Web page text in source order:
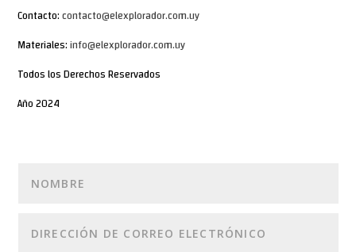
Contacto:contacto@elexplorador.com.uy
Materiales:info@elexplorador.com.uy
Todos los Derechos Reservados
Año 2024